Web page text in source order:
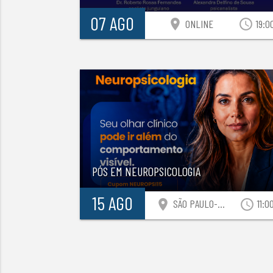
07 AGO location_on ONLINE access_time
PÓS EM NEUROPSICOLOGIA
15 AGO location_on SÃO PAULO-SP access_time